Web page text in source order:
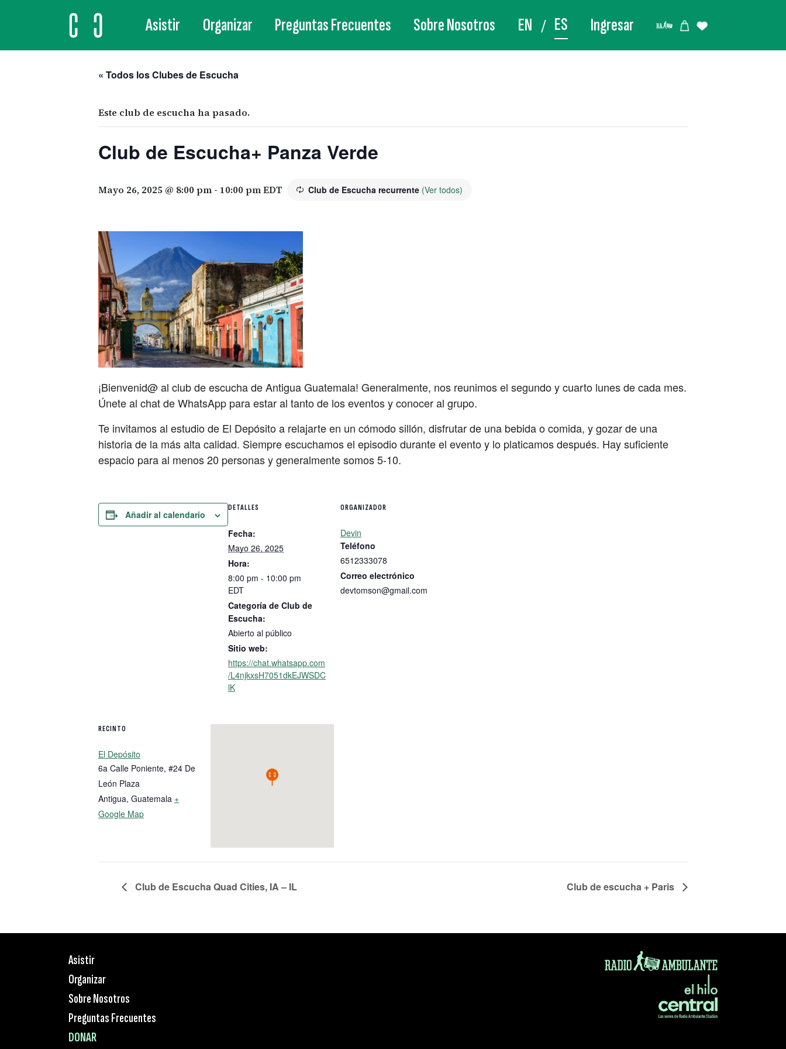
MAIN NAVIGATION
Asistir Organizar Preguntas Frecuentes Sobre Nosotros EN ES Ingresar
« Todos los Clubes de Escucha
Este club de escucha ha pasado.
Club de Escucha+ Panza Verde
Mayo 26, 2025 @ 8:00 pm - 10:00 pmEDT Club de Escucha recurrente (Ver todos)
¡Bienvenid@ al club de escucha de Antigua Guatemala! Generalmente, nos reunimos el segundo y cuarto lunes de cada mes.
Únete al chat de WhatsApp para estar al tanto de los eventos y conocer al grupo.
Te invitamos al estudio de El Depósito a relajarte en un cómodo sillón, disfrutar de una bebida o comida, y gozar de una
historia de la más alta calidad. Siempre escuchamos el episodio durante el evento y lo platicamos después. Hay suficiente
espacio para al menos 20 personas y generalmente somos 5-10.
Añadir al calendario
DETALLES
Fecha:
Mayo 26, 2025
Hora:
8:00 pm - 10:00 pm
EDT
Categoría de Club de
Escucha:
Abierto al público
Sitio web:
https://chat.whatsapp.com
/L4njkxsH7051dkEJWSDC
lK
ORGANIZADOR
Devin
Teléfono
6512333078
Correo electrónico
devtomson@gmail.com
RECINTO
El Depósito
6a Calle Poniente, #24 De
León Plaza
Antigua, Guatemala +
Google Map
Club de Escucha Quad Cities, IA – IL Club de escucha + Paris
Asistir
Organizar
Sobre Nosotros
Preguntas Frecuentes
DONAR